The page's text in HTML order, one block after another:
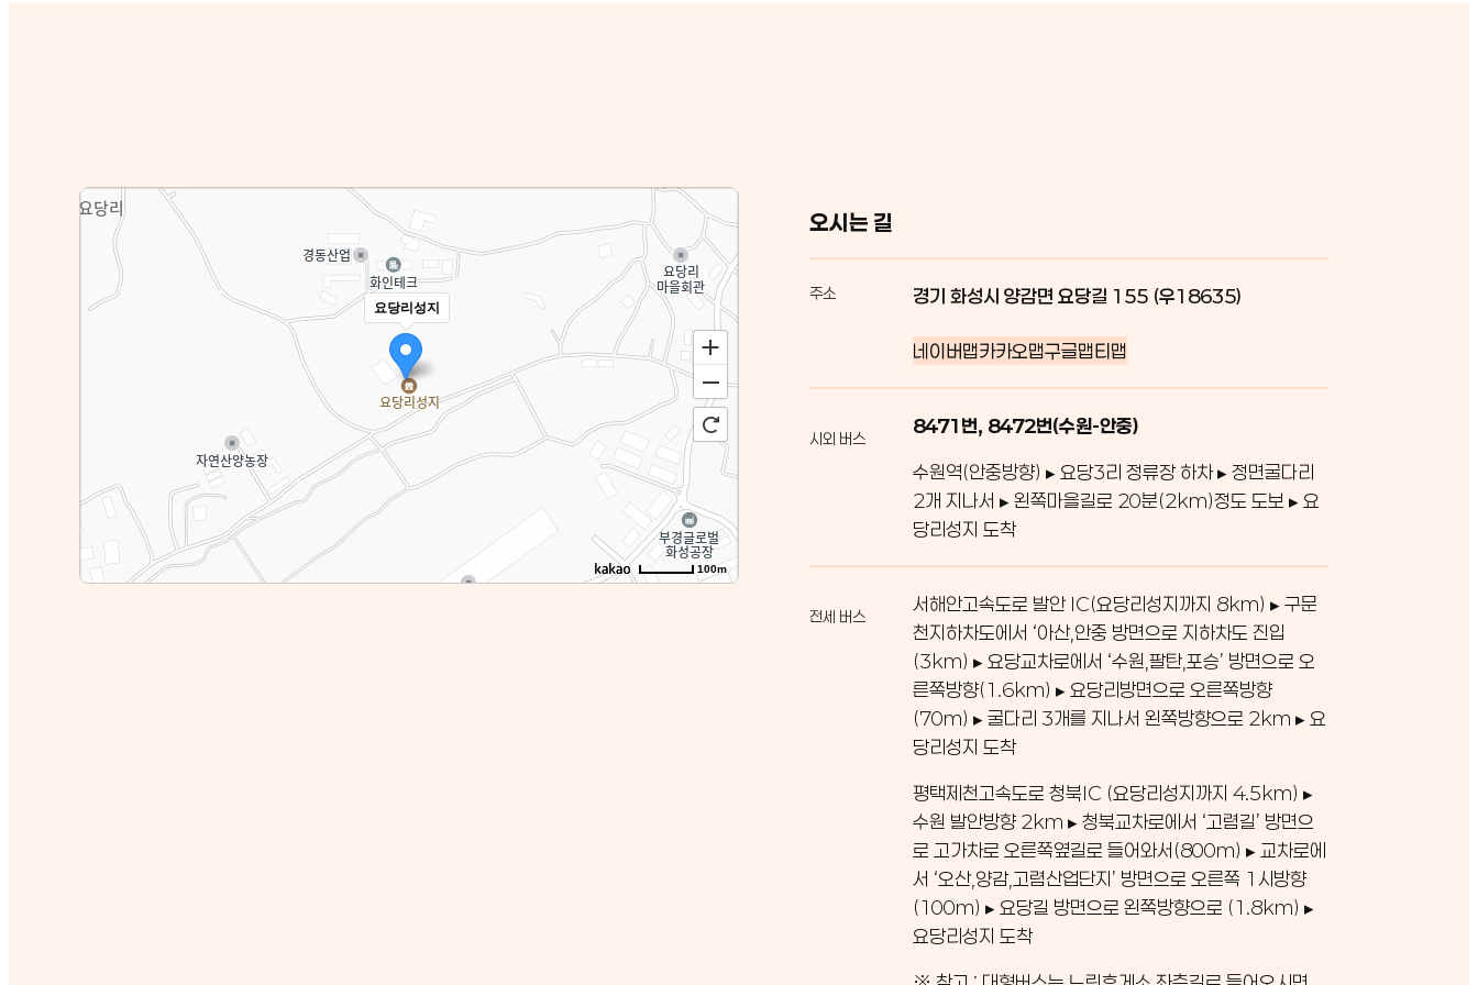
요당리성지
100m
오시는 길
주소 경기 화성시 양감면 요당길 155 (우18635)
네이버맵카카오맵구글맵티맵
시외 버스
8471번, 8472번(수원-안중)
수원역(안중방향) ▸ 요당3리 정류장 하차 ▸ 정면굴다리
2개 지나서 ▸ 왼쪽마을길로 20분(2km)정도 도보 ▸ 요
당리성지 도착
전세 버스
서해안고속도로 발안 IC(요당리성지까지 8km) ▸ 구문
천지하차도에서 ‘아산,안중 방면으로 지하차도 진입
(3km) ▸ 요당교차로에서 ‘수원,팔탄,포승’ 방면으로 오
른쪽방향(1.6km) ▸ 요당리방면으로 오른쪽방향
(70m) ▸ 굴다리 3개를 지나서 왼쪽방향으로 2km ▸ 요
당리성지 도착
평택제천고속도로 청북IC (요당리성지까지 4.5km) ▸
수원 발안방향 2km ▸ 청북교차로에서 ‘고렴길’ 방면으
로 고가차로 오른쪽옆길로 들어와서(800m) ▸ 교차로에
서 ‘오산,양감,고렴산업단지’ 방면으로 오른쪽 1시방향
(100m) ▸ 요당길 방면으로 왼쪽방향으로 (1.8km) ▸
요당리성지 도착